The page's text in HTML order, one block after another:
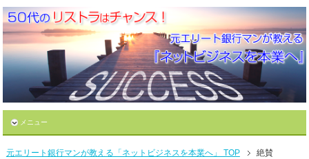
メニュー
元エリート銀行マンが教える「ネットビジネスを本業へ」 TOP 絶賛